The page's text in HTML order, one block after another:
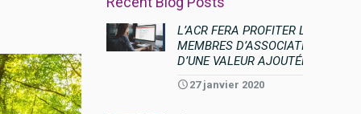
L’ACR FERA PROFITER LES
MEMBRES D’ASSOCIATION
D’UNE VALEUR AJOUTÉE
27 janvier 2020